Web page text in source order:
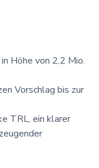
Höhe von 2,2 Mio.
Vorschlag bis zur
TRL, ein klarer